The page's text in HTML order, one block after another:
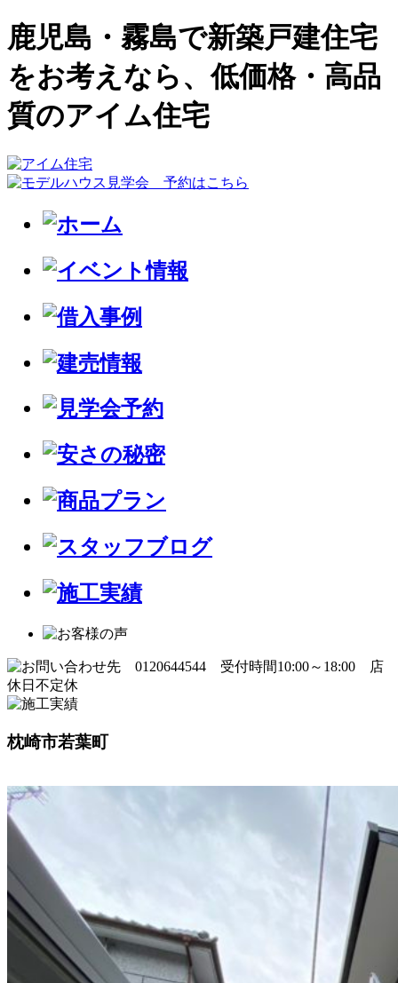
鹿児島・霧島で新築戸建住宅
をお考えなら、低価格・高品
質のアイム住宅
枕崎市若葉町